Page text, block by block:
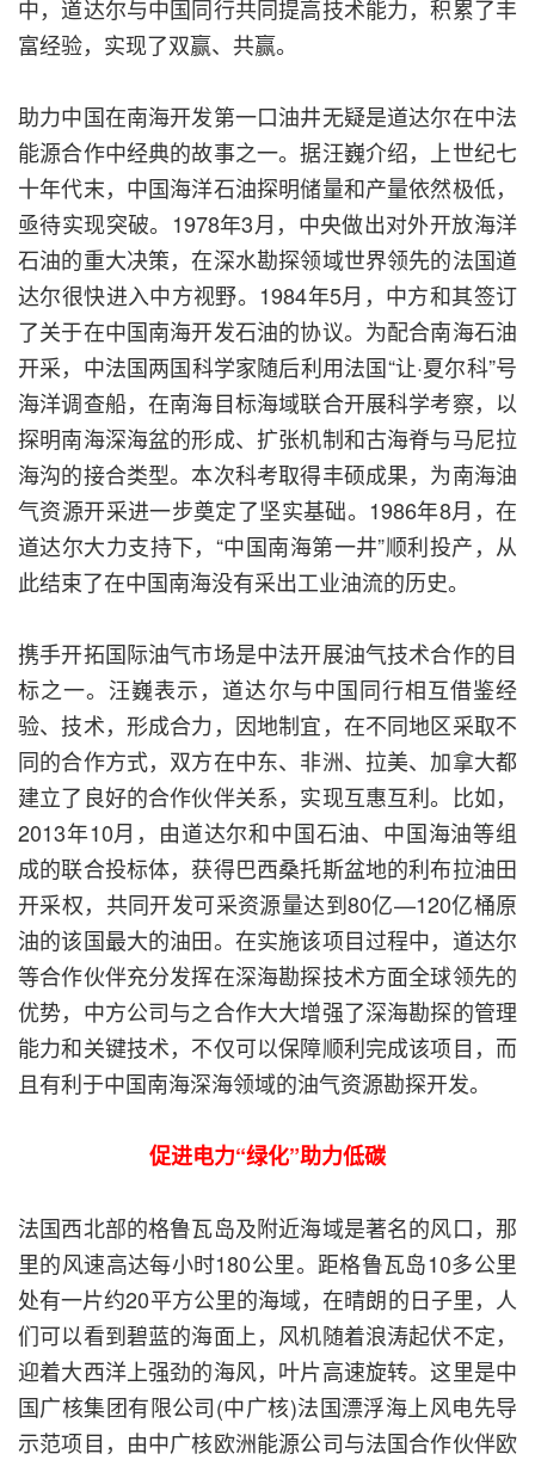
中，道达尔与中国同行共同提高技术能力，积累了丰
富经验，实现了双赢、共赢。
助力中国在南海开发第一口油井无疑是道达尔在中法
能源合作中经典的故事之一。据汪巍介绍，上世纪七
十年代末，中国海洋石油探明储量和产量依然极低，
亟待实现突破。1978年3月，中央做出对外开放海洋
石油的重大决策，在深水勘探领域世界领先的法国道
达尔很快进入中方视野。1984年5月，中方和其签订
了关于在中国南海开发石油的协议。为配合南海石油
开采，中法国两国科学家随后利用法国“让·夏尔科”号
海洋调查船，在南海目标海域联合开展科学考察，以
探明南海深海盆的形成、扩张机制和古海脊与马尼拉
海沟的接合类型。本次科考取得丰硕成果，为南海油
气资源开采进一步奠定了坚实基础。1986年8月，在
道达尔大力支持下，“中国南海第一井”顺利投产，从
此结束了在中国南海没有采出工业油流的历史。
携手开拓国际油气市场是中法开展油气技术合作的目
标之一。汪巍表示，道达尔与中国同行相互借鉴经
验、技术，形成合力，因地制宜，在不同地区采取不
同的合作方式，双方在中东、非洲、拉美、加拿大都
建立了良好的合作伙伴关系，实现互惠互利。比如，
2013年10月，由道达尔和中国石油、中国海油等组
成的联合投标体，获得巴西桑托斯盆地的利布拉油田
开采权，共同开发可采资源量达到80亿—120亿桶原
油的该国最大的油田。在实施该项目过程中，道达尔
等合作伙伴充分发挥在深海勘探技术方面全球领先的
优势，中方公司与之合作大大增强了深海勘探的管理
能力和关键技术，不仅可以保障顺利完成该项目，而
且有利于中国南海深海领域的油气资源勘探开发。
促进电力“绿化”助力低碳
法国西北部的格鲁瓦岛及附近海域是著名的风口，那
里的风速高达每小时180公里。距格鲁瓦岛10多公里
处有一片约20平方公里的海域，在晴朗的日子里，人
们可以看到碧蓝的海面上，风机随着浪涛起伏不定，
迎着大西洋上强劲的海风，叶片高速旋转。这里是中
国广核集团有限公司(中广核)法国漂浮海上风电先导
示范项目，由中广核欧洲能源公司与法国合作伙伴欧